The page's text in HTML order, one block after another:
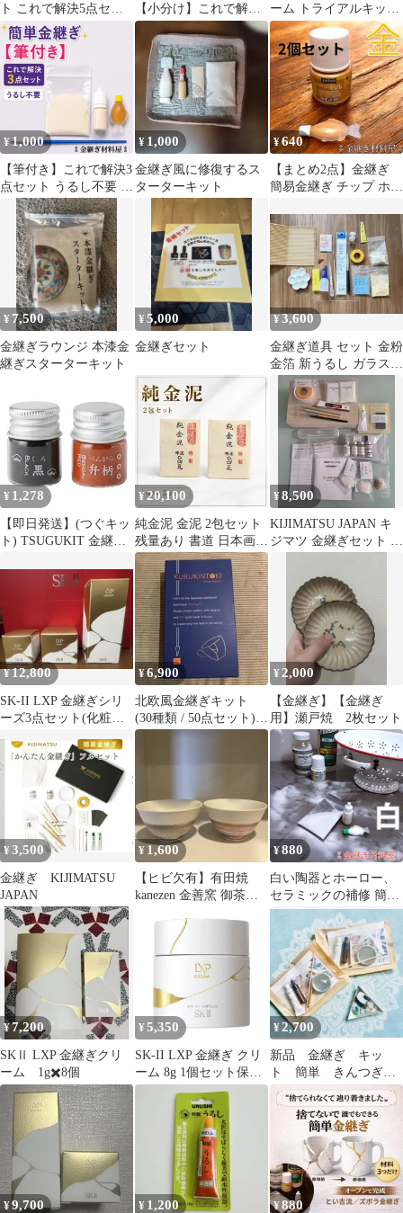
ト これで解決5点セッ
ト 現代金継ぎ ペベオの
絵具 金色と銀色 黒色
塗料 3色 セラミックパ
ウダー タイトボンド3
金継ぎもどき Kintsugi
Repair Kit 金継ぎ 銀継
ぎ
【小分け】これで解決4
点セット 現代金継ぎ ペ
ベオの絵具 金色と青色
塗料 2色 セラミックパ
ウダー タイトボンド3
金継ぎもどき Kintsugi
Repair Kit 金継ぎ 黒継
ぎ
ーム トライアルキット
6個
¥1,000
【筆付き】これで解決3
点セット うるし不要 簡
単 金継ぎキット 初心者
向け｜ズボラ金継ぎ
¥ 1,000
金継ぎ風に修復するス
ターターキット
¥640
【まとめ2点】金継ぎ
簡易金継ぎ チップ ホツ
pebeo ポーセレン 150
ゴールド #44 小分け
3ml 単品 2個 陶器の絵
付け用塗料
¥ 7,500
金継ぎラウンジ 本漆金
継ぎスターターキット
¥5,000
金継ぎセット
¥3,600
金継ぎ道具 セット 金粉
金箔 新うるし ガラス練
り板 ヘラ パレット 筆
¥ 1,278
【即日発送】(つぐキッ
ト) TSUGUKIT 金継ぎ
弁柄粉 各3ml / 詰め替
え用) 金継ぎキット 漆
用 顔料 (黒色/弁柄色/自
然の材料) 食器 陶器
¥20,100
純金泥 金泥 2包セット
残量あり 書道 日本画
金継ぎ
¥8,500
KIJIMATSU JAPAN キ
ジマツ 金継ぎセット 天
¥12,800
SK-II LXP 金継ぎシリ
ーズ3点セット(化粧
リーム )
¥6,900
北欧風金継ぎキット
(30種類 / 50点セット)
24金 天然漆 説明書付き
¥ 2,000
【金継ぎ】【金継ぎ
用】瀬戸焼 2枚セット
¥3,500
金継ぎ KIJIMATSU
JAPAN
¥ 1,600
【ヒビ欠有】有田焼
kanezen 金善窯 御茶碗 2
¥880
白い陶器とホーロー、
セラミックの補修 簡易
金継ぎ これで解決3点
セット 小分け ホルベイ
ン セラミックパウダー
ペベオ ポーセレン タイ
トボンド3 ★ 簡易金継
ぎの応用編 欠け埋めの
パテ作りから塗装まで
の これで解決3点セッ
ト
¥7,200
SKⅡ LXP 金継ぎクリ
ーム 1g✖️8個
¥ 5,350
SK-II LXP 金継ぎ クリ
ーム 8g 1個セット保湿
ハリ 輝き エイジングケ
¥2,700
新品 金継ぎ キッ
ト 簡単 きんつぎ
ハンドメイド 陶器
ゴールド 1セット
¥9,700 ¥ 1,200 ¥880